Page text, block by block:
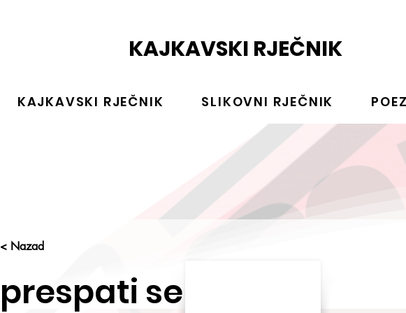
KAJKAVSKI RJEČNIK
KAJKAVSKI RJEČNIK SLIKOVNI RJEČNIK
< Nazad
prespati se